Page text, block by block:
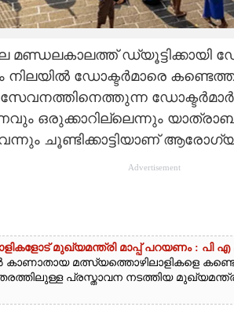
മണ്ഡലകാലത്ത് ഡ്യൂട്ടിക്കായി
ഡോക്ടർമാരെ
ഒരുക്കാറില്ലെന്നും
ചൂണ്ടിക്കാട്ടിയാണ്
Advertisement
മുഖ്യമന്ത്രി മാപ്പ് പറയണം : പി
കാണാതായ മത്സ്യത്തൊഴിലാളികളെ
പ്രസ്താവന നടത്തിയ